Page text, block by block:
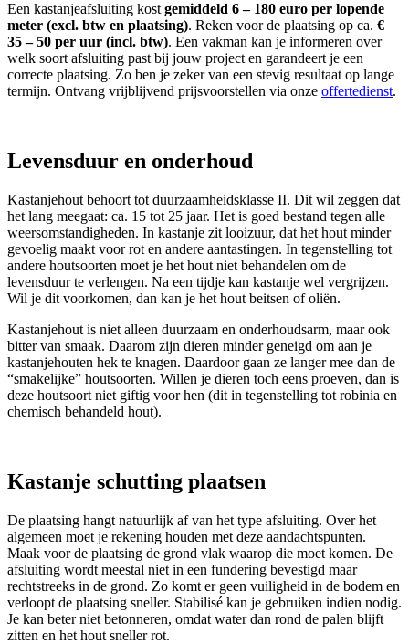
Een kastanjeafsluiting kost gemiddeld 6 – 180 euro per lopende
meter (excl. btw en plaatsing). Reken voor de plaatsing op ca. €
35 – 50 per uur (incl. btw). Een vakman kan je informeren over
welk soort afsluiting past bij jouw project en garandeert je een
correcte plaatsing. Zo ben je zeker van een stevig resultaat op lange
termijn. Ontvang vrijblijvend prijsvoorstellen via onze offertedienst.
Levensduur en onderhoud
Kastanjehout behoort tot duurzaamheidsklasse II. Dit wil zeggen dat
het lang meegaat: ca. 15 tot 25 jaar. Het is goed bestand tegen alle
weersomstandigheden. In kastanje zit looizuur, dat het hout minder
gevoelig maakt voor rot en andere aantastingen. In tegenstelling tot
andere houtsoorten moet je het hout niet behandelen om de
levensduur te verlengen. Na een tijdje kan kastanje wel vergrijzen.
Wil je dit voorkomen, dan kan je het hout beitsen of oliën.
Kastanjehout is niet alleen duurzaam en onderhoudsarm, maar ook
bitter van smaak. Daarom zijn dieren minder geneigd om aan je
kastanjehouten hek te knagen. Daardoor gaan ze langer mee dan de
“smakelijke” houtsoorten. Willen je dieren toch eens proeven, dan is
deze houtsoort niet giftig voor hen (dit in tegenstelling tot robinia en
chemisch behandeld hout).
Kastanje schutting plaatsen
De plaatsing hangt natuurlijk af van het type afsluiting. Over het
algemeen moet je rekening houden met deze aandachtspunten.
Maak voor de plaatsing de grond vlak waarop die moet komen. De
afsluiting wordt meestal niet in een fundering bevestigd maar
rechtstreeks in de grond. Zo komt er geen vuiligheid in de bodem en
verloopt de plaatsing sneller. Stabilisé kan je gebruiken indien nodig.
Je kan beter niet betonneren, omdat water dan rond de palen blijft
zitten en het hout sneller rot.